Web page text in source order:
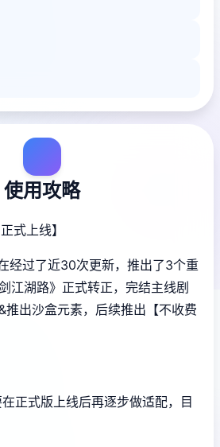
使用攻略
式上线】
经过了近30次更新，推出了3个重
江湖路》正式转正，完结主线剧
推出沙盒元素，后续推出【不收费
正式版上线后再逐步做适配，目